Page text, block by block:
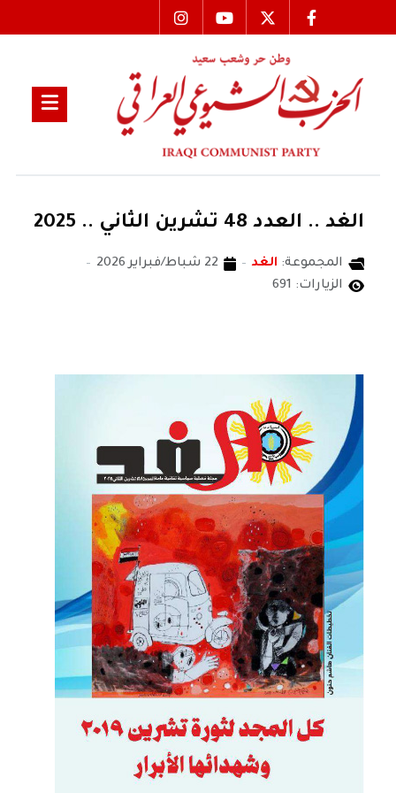
الغد .. العدد 48 تشرين الثاني .. 2025
المجموعة: الغد
22 شباط/فبراير 2026
الزيارات: 691